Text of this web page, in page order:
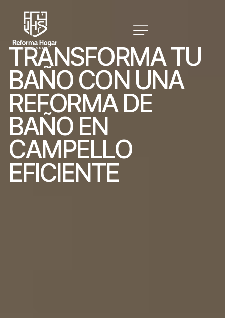
TRANSFORMATU
BAÑO CON UNA
REFORMA DE
BAÑO EN
CAMPELLO
EFICIENTE